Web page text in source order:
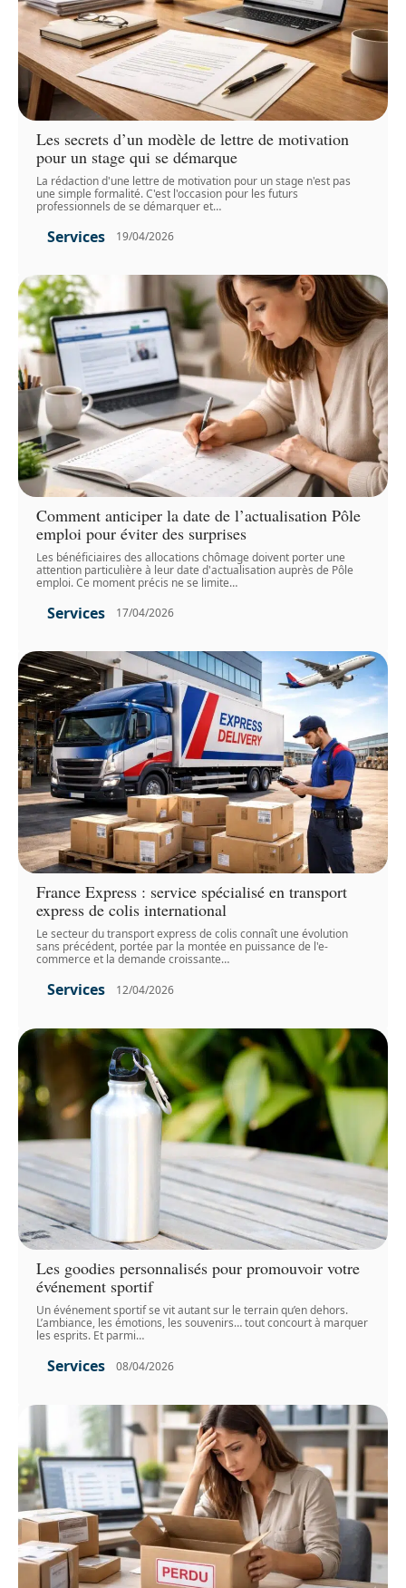
Les secrets d’un modèle de lettre de motivation
pour un stage qui se démarque
La rédaction d'une lettre de motivation pour un stage n'est pas
une simple formalité. C'est l'occasion pour les futurs
professionnels de se démarquer et…
Services 19/04/2026
Comment anticiper la date de l’actualisation Pôle
emploi pour éviter des surprises
Les bénéficiaires des allocations chômage doivent porter une
attention particulière à leur date d'actualisation auprès de Pôle
emploi. Ce moment précis ne se limite…
Services 17/04/2026
France Express : service spécialisé en transport
express de colis international
Le secteur du transport express de colis connaît une évolution
sans précédent, portée par la montée en puissance de l'e-
commerce et la demande croissante…
Services 12/04/2026
Les goodies personnalisés pour promouvoir votre
événement sportif
Un événement sportif se vit autant sur le terrain qu’en dehors.
L’ambiance, les émotions, les souvenirs… tout concourt à marquer
les esprits. Et parmi…
Services 08/04/2026